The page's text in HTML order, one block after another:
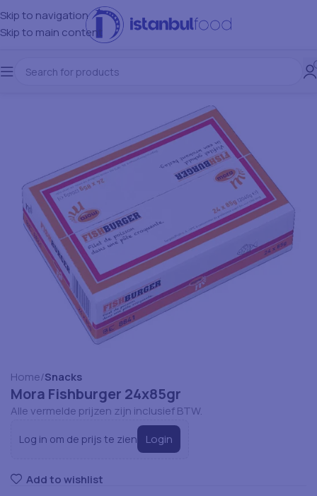
Skip to navigation
Skip to main content
Home Snacks
Mora Fishburger 24x85gr
Alle vermelde prijzen zijn inclusief BTW.
Log in om de prijs te zien Login
Add to wishlist